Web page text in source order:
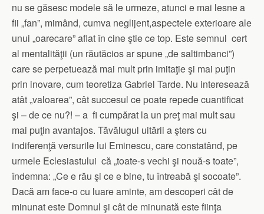
nu se găsesc modele să le urmeze, atunci e mai lesne a
fii „fan”, mimând, cumva neglijent,aspectele exterioare ale
unui „oarecare” aflat în cine ştie ce top. Este semnul cert
al mentalităţii (un răutăcios ar spune „de saltimbanci”)
care se perpetuează mai mult prin imitaţie şi mai puţin
prin inovare, cum teoretiza Gabriel Tarde. Nu interesează
atât „valoarea”, cât succesul ce poate repede cuantificat
şi – de ce nu?! – a fi cumpărat la un preţ mai mult sau
mai puţin avantajos. Tăvălugul uitării a şters cu
indiferenţă versurile lui Eminescu, care constatând, pe
urmele Eclesiastului că „toate-s vechi şi nouă-s toate”,
îndemna: „Ce e rău şi ce e bine, tu întreabă şi socoate”.
Dacă am face-o cu luare aminte, am descoperi cât de
minunat este Domnul şi cât de minunată este fiinţa